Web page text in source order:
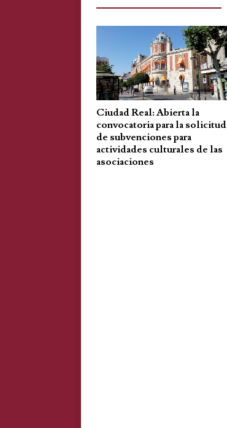
Ciudad Real: Abierta la
convocatoria para la solicitud
de subvenciones para
actividades culturales de las
asociaciones